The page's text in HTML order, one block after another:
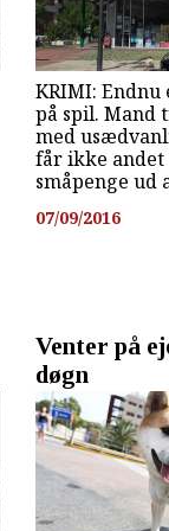
KRIMI: Endnu
på spil. Mand
med
får ikke andet
småpenge ud
07/09/2016
Venter på
døgn